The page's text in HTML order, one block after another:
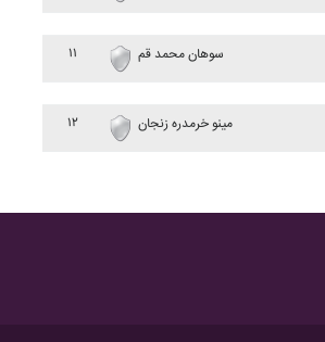
۱۱ سوهان محمد قم
۱۲ مينو خرمدره زنجان